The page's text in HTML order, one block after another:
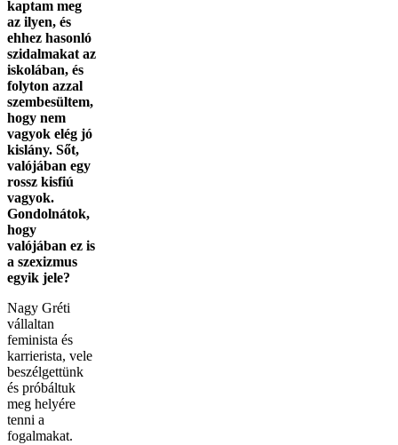
kaptam meg
az ilyen, és
ehhez hasonló
szidalmakat az
iskolában, és
folyton azzal
szembesültem,
hogy nem
vagyok elég jó
kislány. Sőt,
valójában egy
rossz kisfiú
vagyok.
Gondolnátok,
hogy
valójában ez is
a szexizmus
egyik jele?
Nagy Gréti
vállaltan
feminista és
karrierista, vele
beszélgettünk
és próbáltuk
meg helyére
tenni a
fogalmakat.